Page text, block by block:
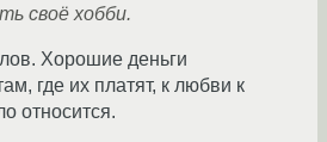
своё хобби.
Хорошие деньги
где их платят, к любви к
относится.